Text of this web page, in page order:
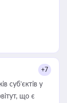
+7
суб’єктів у
що є